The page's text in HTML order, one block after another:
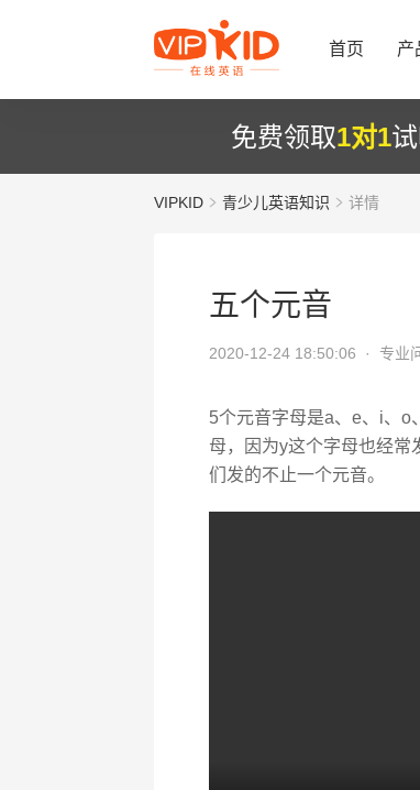
首页 产
免费领取1对1
VIPKID 青少儿英语知识 详情
五个元音
2020-12-24 18:50:06 · 专业
5个元音字母是a、e、i、o
母，因为y这个字母也经常
们发的不止一个元音。